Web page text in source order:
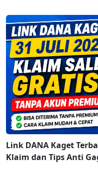
Link DANA Kaget
Klaim dan Tips Anti